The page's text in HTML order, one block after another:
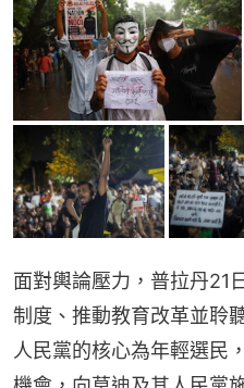
面對輿論壓力，普拉丹21
制度、推動教育改革並聆
人民黨的核心為年輕選民